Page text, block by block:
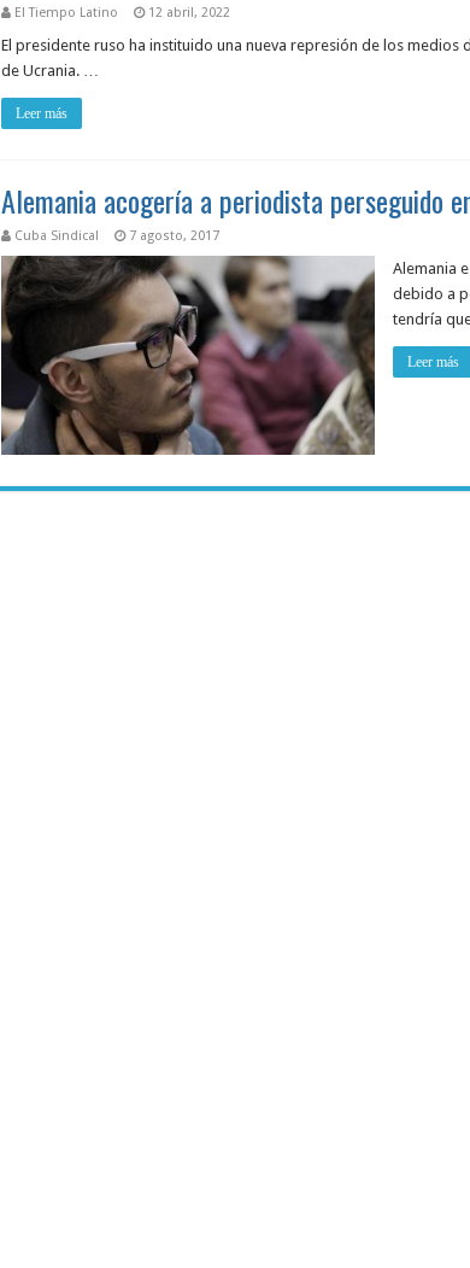
El Tiempo Latino 12 abril, 2022
El presidente ruso ha instituido una nueva represión de los medios
de Ucrania. …
Leer más
Alemania acogería a periodista perseguido
Cuba Sindical 7 agosto, 2017
Alemania
debido a
tendría
Leer más